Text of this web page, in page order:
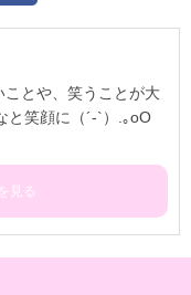
とや、笑うことが大
と笑顔に（´-`）.｡oO
見る